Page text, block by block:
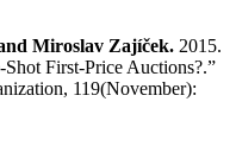
Miroslav Zajíček. 2015.
First-Price Auctions?.”
119(November):